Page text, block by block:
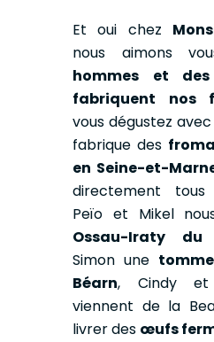
Et oui chez
nous aimons
hommes et
fabriquent nos
vous dégustez
fabrique des
en Seine-et-
directement tous
Peïo et Mikel
Ossau-Iraty du
Simon une
Béarn, Cindy et
viennent de la
livrer des œufs